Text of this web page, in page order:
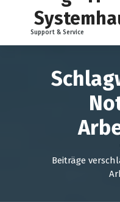
Support & Service
Beiträge